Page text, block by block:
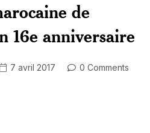
de
16e anniversaire
7 avril 2017
0 Comments